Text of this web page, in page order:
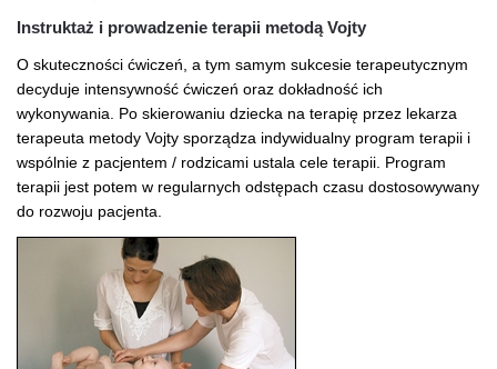
Instruktaż i prowadzenie terapii metodą Vojty
O skuteczności ćwiczeń, a tym samym sukcesie terapeutycznym
decyduje intensywność ćwiczeń oraz dokładność ich
wykonywania. Po skierowaniu dziecka na terapię przez lekarza
terapeuta metody Vojty sporządza indywidualny program terapii i
wspólnie z pacjentem / rodzicami ustala cele terapii. Program
terapii jest potem w regularnych odstępach czasu dostosowywany
do rozwoju pacjenta.